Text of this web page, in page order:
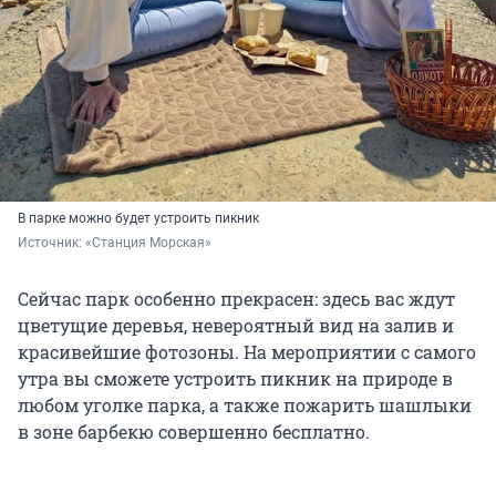
В парке можно будет устроить пикник
Источник: «Станция Морская»
Сейчас парк особенно прекрасен: здесь вас ждут
цветущие деревья, невероятный вид на залив и
красивейшие фотозоны. На мероприятии с самого
утра вы сможете устроить пикник на природе в
любом уголке парка, а также пожарить шашлыки
в зоне барбекю совершенно бесплатно.